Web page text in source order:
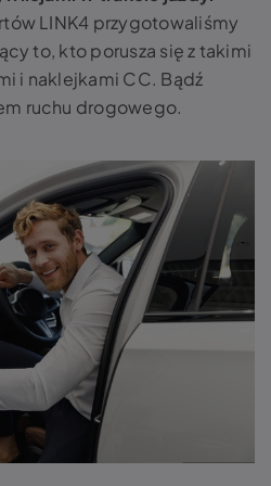
LINK4 przygotowaliśmy
to, kto porusza się z takimi
i naklejkami CC. Bądź
ruchu drogowego.